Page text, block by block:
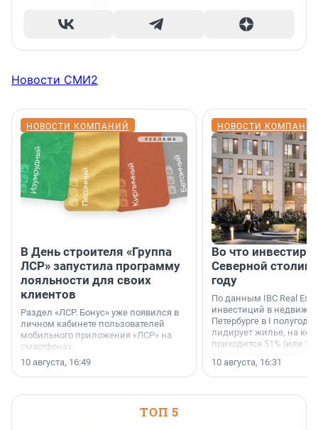
Новости СМИ2
НОВОСТИ КОМПАНИЙ
В День строителя «Группа
ЛСР» запустила программу
лояльности для своих
клиентов
Раздел «ЛСР. Бонус» уже появился в
личном кабинете пользователей
мобильного приложения «ЛСР» на
смартфонах.
10 августа, 16:49
НОВОСТИ
Во что
Северной
году
По данным IBC Real
инвестиций в
Петербурге в I
лидирует жилье, на
приходится 51% (или
10 августа, 16:31
ТОП 5